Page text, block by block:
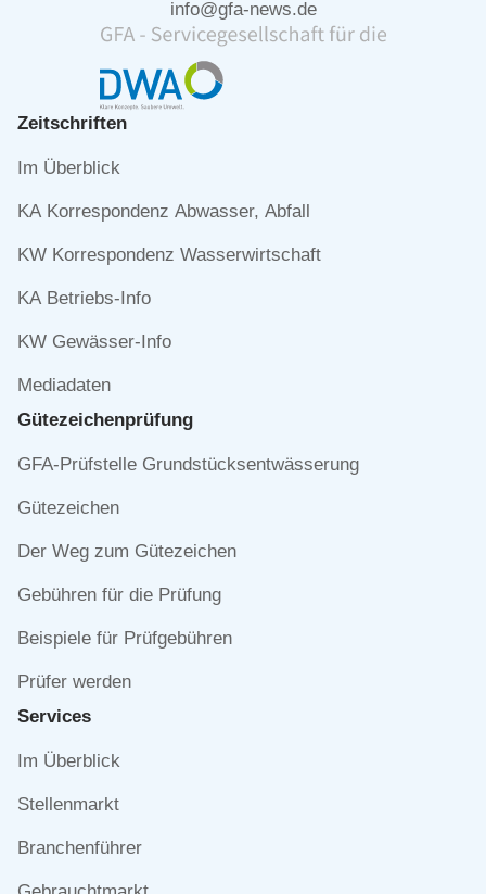
info@gfa-news.de
Zeitschriften
Navigation
Im Überblick
KA Korrespondenz Abwasser, Abfall
KW Korrespondenz Wasserwirtschaft
KA Betriebs-Info
KW Gewässer-Info
Mediadaten
Gütezeichen­prüfung
Navigation
GFA-Prüfstelle Grundstücksentwässerung
Gütezeichen
Der Weg zum Gütezeichen
Gebühren für die Prüfung
Beispiele für Prüfgebühren
Prüfer werden
Services
Navigation
Im Überblick
Stellenmarkt
Branchenführer